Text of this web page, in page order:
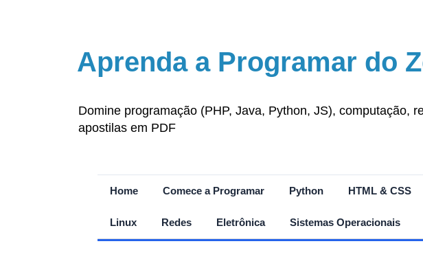
Aprenda a Programar do
Domine programação (PHP, Java, Python, JS), computação,
apostilas em PDF
Home Comece a Programar Python HTML & CSS
Linux Redes Eletrônica Sistemas Operacionais